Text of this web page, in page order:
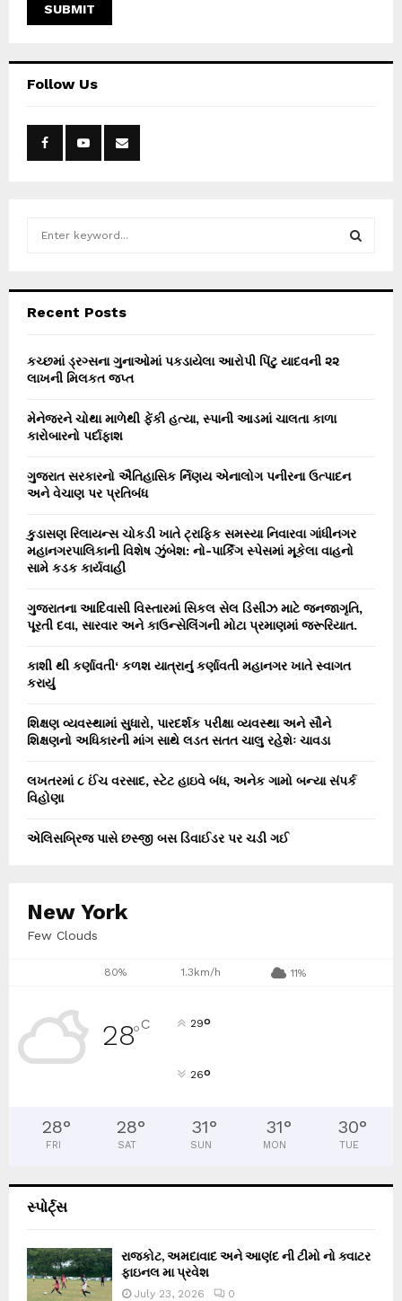
Follow Us
h
o
r
Recent Posts
કચ્છમાં ડ્રગ્સના ગુનાઓમાં પકડાયેલા આરોપી પિંટુ યાદવની ૨૨
લાખની મિલકત જપ્ત
મેનેજરને ચોથા માળેથી ફેંકી હત્યા, સ્પાની આડમાં ચાલતા કાળા
કારોબારનો પર્દાફાશ
ગુજરાત સરકારનો ઐતિહાસિક ર્નિણય એનાલોગ પનીરના ઉત્પાદન
અને વેચાણ પર પ્રતિબંધ
કુડાસણ રિલાયન્સ ચોકડી ખાતે ટ્રાફિક સમસ્યા નિવારવા ગાંધીનગર
મહાનગરપાલિકાની વિશેષ ઝુંબેશ: નો-પાર્કિંગ સ્પેસમાં મૂકેલા વાહનો
સામે કડક કાર્યવાહી
ગુજરાતના આદિવાસી વિસ્તારમાં સિકલ સેલ ડિસીઝ માટે જનજાગૃતિ,
પૂરતી દવા, સારવાર અને કાઉન્સેલિંગની મોટા પ્રમાણમાં જરૂરિયાત.
કાશી થી કર્ણાવતી‘ કળશ યાત્રાનું કર્ણાવતી મહાનગર ખાતે સ્વાગત
કરાયું
શિક્ષણ વ્યવસ્થામાં સુધારો, પારદર્શક પરીક્ષા વ્યવસ્થા અને સૌને
શિક્ષણનો અધિકારની માંગ સાથે લડત સતત ચાલુ રહેશેઃ ચાવડા
લખતરમાં ૮ ઈંચ વરસાદ, સ્ટેટ હાઇવે બંધ, અનેક ગામો બન્યા સંપર્ક
વિહોણા
એલિસબ્રિજ પાસે છસ્જી બસ ડિવાઈડર પર ચડી ગઈ
New York
Few Clouds
80% 1.3km/h 11%
28°C 29°
26°
28°
FRI
28°
SAT
31°
SUN
31°
MON
30°
TUE
સ્પોર્ટ્સ
રાજકોટ, અમદાવાદ અને આણંદ ની ટીમો નો ક્વાટર
ફાઇનલ મા પ્રવેશ
July 23, 2026 0